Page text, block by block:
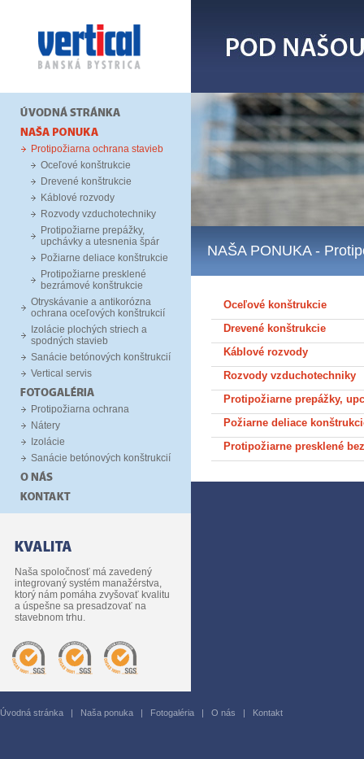
Protipožiarna ochrana stavieb
Oceľové konštrukcie
Drevené konštrukcie
Káblové rozvody
Rozvody vzduchotechniky
Protipožiarne prepážky,
upchávky a utesnenia špár
Požiarne deliace konštrukcie
Protipožiarne presklené
bezrámové konštrukcie
Otryskávanie a antikorózna
ochrana oceľových konštrukcií
Izolácie plochých striech a
spodných stavieb
Sanácie betónových konštrukcií
Vertical servis
Protipožiarna ochrana
Nátery
Izolácie
Sanácie betónových konštrukcií
Naša spoločnosť má zavedený
integrovaný systém manažérstva,
ktorý nám pomáha zvyšovať kvalitu
a úspešne sa presadzovať na
stavebnom trhu.
NAŠA PONUKA-
Oceľové konštrukcie
Drevené konštrukcie
Káblové rozvody
Rozvody vzduchotechniky
Protipožiarne prepážky,
Požiarne deliace
Protipožiarne presklené
Úvodná stránka | Naša ponuka | Fotogaléria | O nás | Kontakt